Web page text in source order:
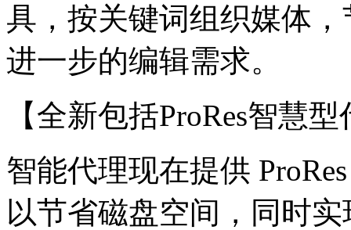
具，按关键词组织媒体
进一步的编辑需求。
【全新包括ProRes智慧
智能代理现在提供
以节省磁盘空间，同时